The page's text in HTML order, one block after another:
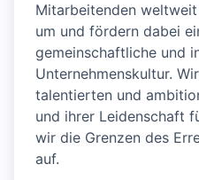
Mitarbeitenden
um und fördern dabei
gemeinschaftliche und
Unternehmenskultur.
talentierten und
und ihrer Leidenschaft
wir die Grenzen des
auf.